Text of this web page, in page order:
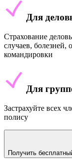
Для
Страхование
случаев, болезней,
командировки
Для
Застрахуйте всех
полису
Получить